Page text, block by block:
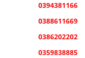
0394381166
0388611669
0386202202
0359838885